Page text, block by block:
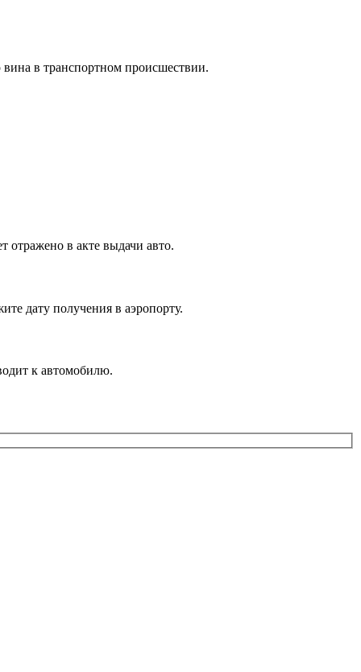
вина в транспортном происшествии.
отражено в акте выдачи авто.
дату получения в аэропорту.
к автомобилю.